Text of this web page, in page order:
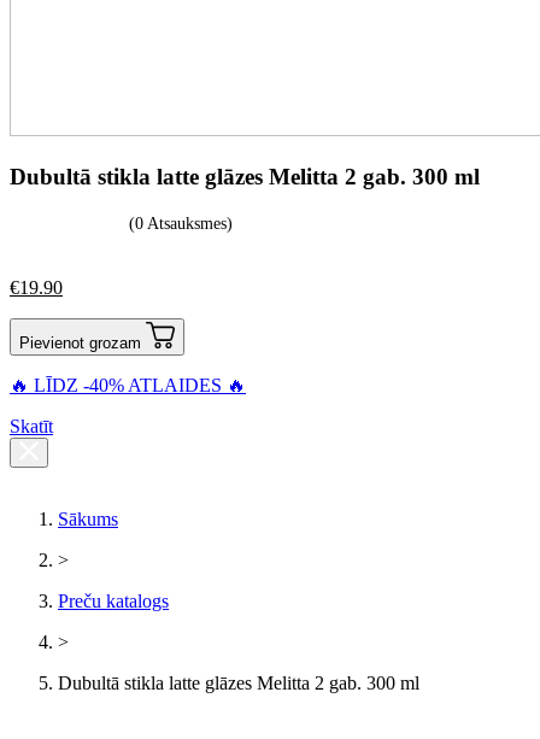
Dubultā stikla latte glāzes Melitta 2 gab. 300 ml
(0 Atsauksmes)
€19.90
Pievienot grozam
🔥 LĪDZ -40% ATLAIDES 🔥
Skatīt
Sākums
>
Preču katalogs
>
Dubultā stikla latte glāzes Melitta 2 gab. 300 ml